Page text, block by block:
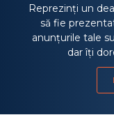
Reprezinți un
să fie
anunțurile tale
dar îți